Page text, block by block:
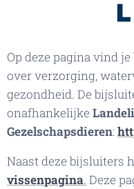
Op deze pagina vind
over verzorging,
gezondheid. De
onafhankelijke
Gezelschapsdieren:
Naast deze bijsluiters
vissenpagina. Deze